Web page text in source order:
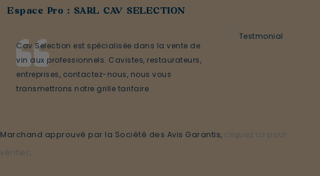
(1 avis)
Espace Pro : SARL CAV SELECTION
Cav Selection est spécialisée dans la vente de
vin aux professionnels. Cavistes, restaurateurs,
entreprises, contactez-nous, nous vous
transmettrons notre grille tarifaire.
Marchand approuvé par la Société des Avis Garantis, cliquez ici pour
vérifier.